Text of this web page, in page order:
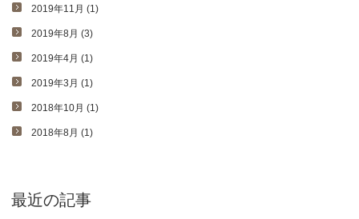
2019年11月 (1)
2019年8月 (3)
2019年4月 (1)
2019年3月 (1)
2018年10月 (1)
2018年8月 (1)
最近の記事